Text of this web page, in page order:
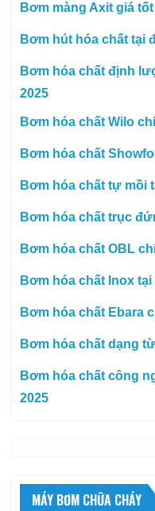
Bơm màng Axit giá
Bơm hút hóa chất tại
Bơm hóa chất định
2025
Bơm hóa chất Wilo
Bơm hóa chất
Bơm hóa chất tự mồi
Bơm hóa chất trục
Bơm hóa chất OBL
Bơm hóa chất Inox
Bơm hóa chất Ebara
Bơm hóa chất dạng từ
Bơm hóa chất công
2025
MÁY BƠM CHỮA CHÁY